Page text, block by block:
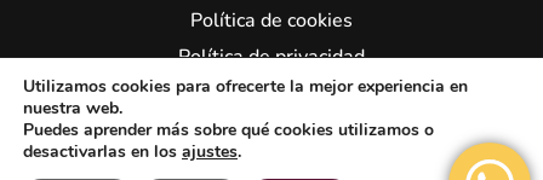
Política de cookies
Política de privacidad
Síguenos:
Utilizamos cookies para ofrecerte la mejor experiencia en
nuestra web.
Puedes aprender más sobre qué cookies utilizamos o
desactivarlas en los ajustes.